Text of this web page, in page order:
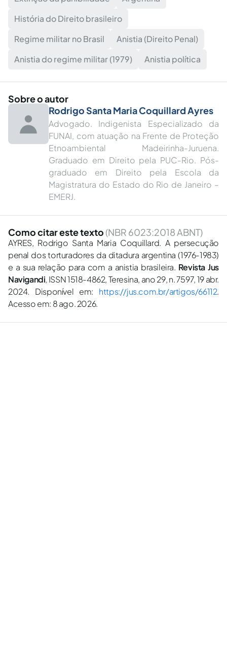
História do Direito brasileiro
Regime militar no Brasil
Anistia (Direito Penal)
Anistia do regime militar (1979)
Anistia política
Sobre o autor
Rodrigo Santa Maria Coquillard Ayres
Advogado. Indigenista Especializado da
FUNAI, com atuação na Frente de Proteção
Etnoambiental Madeirinha-Juruena.
Graduado em Direito pela PUC-Rio. Pós-
graduado em Direito pela Escola da
Magistratura do Estado do Rio de Janeiro –
EMERJ.
Como citar este texto (NBR 6023:2018 ABNT)
AYRES, Rodrigo Santa Maria Coquillard. A persecução
penal dos torturadores da ditadura argentina (1976-1983)
e a sua relação para com a anistia brasileira. Revista Jus
Navigandi, ISSN 1518-4862, Teresina, ano 29, n. 7597, 19 abr.
2024. Disponível em: https://jus.com.br/artigos/66112.
Acesso em: 8 ago. 2026.